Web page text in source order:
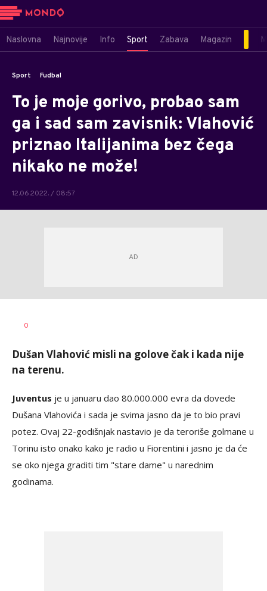
Naslovna Najnovije Info Sport Zabava Magazin
Sport Fudbal
To je moje gorivo, probao sam
ga i sad sam zavisnik: Vlahović
priznao Italijanima bez čega
nikako ne može!
12.06.2022. / 08:57
AUTOR
0
Dušan Vlahović misli na golove čak i kada nije
na terenu.
Juventus je u januaru dao 80.000.000 evra da dovede
Dušana Vlahovića i sada je svima jasno da je to bio pravi
potez. Ovaj 22-godišnjak nastavio je da teroriše golmane u
Torinu isto onako kako je radio u Fiorentini i jasno je da će
se oko njega graditi tim "stare dame" u narednim
godinama.